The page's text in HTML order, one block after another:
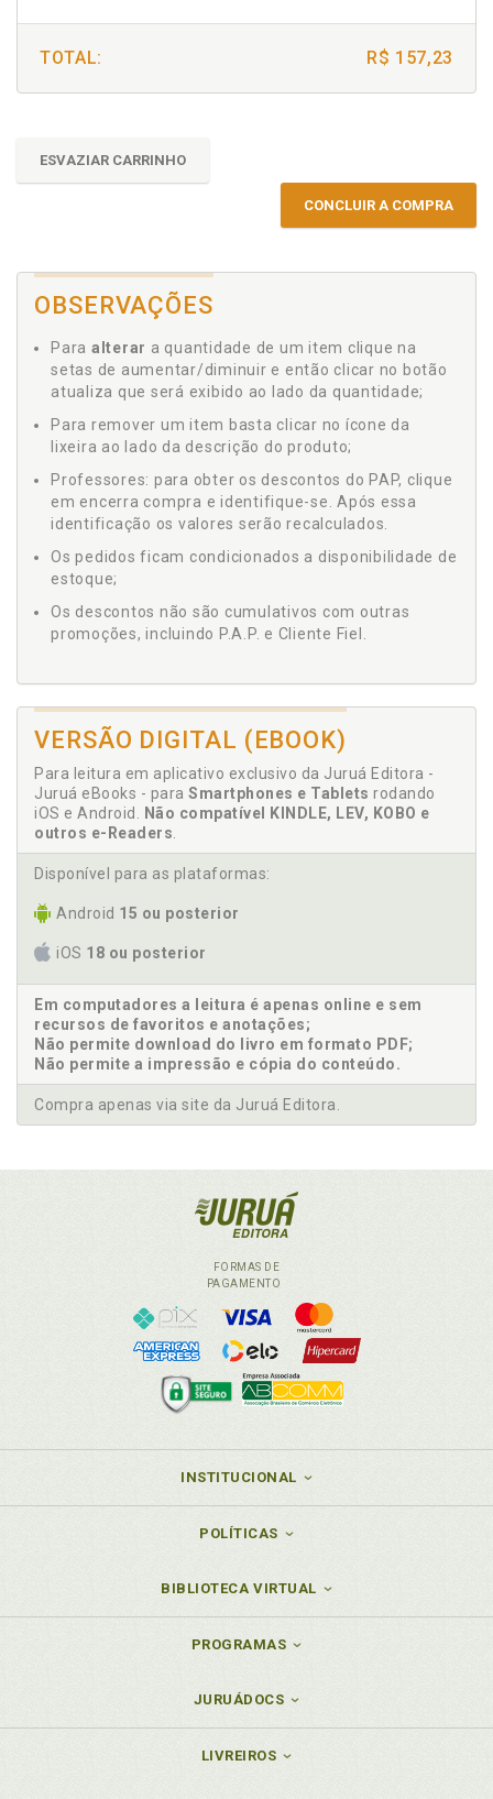
TOTAL: R$ 157,23
ESVAZIAR CARRINHO
CONCLUIR A COMPRA
OBSERVAÇÕES
Para alterar a quantidade de um item clique na
setas de aumentar/diminuir e então clicar no botão
atualiza que será exibido ao lado da quantidade;
Para remover um item basta clicar no ícone da
lixeira ao lado da descrição do produto;
Professores: para obter os descontos do PAP, clique
em encerra compra e identifique-se. Após essa
identificação os valores serão recalculados.
Os pedidos ficam condicionados a disponibilidade de
estoque;
Os descontos não são cumulativos com outras
promoções, incluindo P.A.P. e Cliente Fiel.
VERSÃO DIGITAL (EBOOK)
Para leitura em aplicativo exclusivo da Juruá Editora -
Juruá eBooks - para Smartphones e Tablets rodando
iOS e Android.
Não compatível KINDLE, LEV, KOBO e
outros e-Readers
Disponível para as plataformas:
Android 15 ou posterior
iOS 18 ou posterior
Em computadores a leitura é apenas online e sem
recursos de favoritos e anotações;
Não permite download do livro em formato PDF;
Não permite a impressão e cópia do conteúdo.
Compra apenas via site da Juruá Editora.
FORMAS DE
PAGAMENTO
INSTITUCIONAL
POLÍTICAS
BIBLIOTECA VIRTUAL
PROGRAMAS
JURUÁDOCS
LIVREIROS